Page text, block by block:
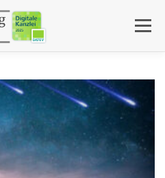
Menü
DIENSTLEISTUNGEN
ÜBER MICH